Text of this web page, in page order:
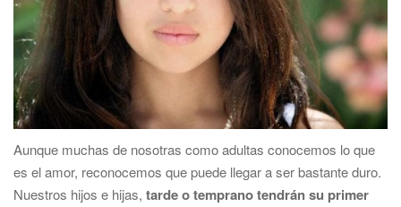
Aunque muchas de nosotras como adultas conocemos lo que
es el amor, reconocemos que puede llegar a ser bastante duro.
Nuestros hijos e hijas, tarde o temprano tendrán su primer